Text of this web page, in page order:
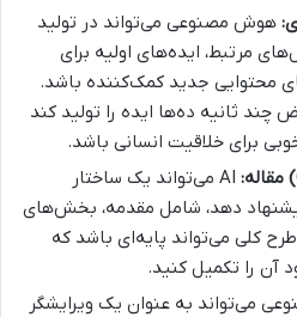
هوش مصنوعی می‌تواند در تولید
مرتبط، ایده‌های اولیه برای
محتوایی جدید کمک‌کننده باشد.
چند ثانیه ده‌ها ایده را تولید کند
برای خلاقیت انسانی باشد.
AI می‌تواند یک ساختار
دهد، شامل مقدمه، بخش‌های
کلی می‌تواند پایه‌ای باشد که
آن را تکمیل کنید.
می‌تواند به عنوان یک ویرایشگر